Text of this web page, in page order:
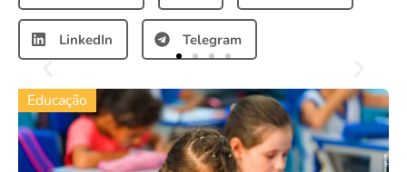
LinkedIn Telegram
Educação